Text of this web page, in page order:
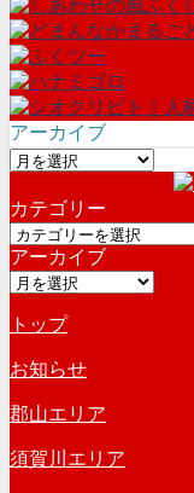
アーカイブ
ア
カ
イ
ブ
カテゴリー
カ
テ
ゴ
ー
アーカイブ
ア
カ
イ
ブ
トップ
お知らせ
郡山エリア
須賀川エリア